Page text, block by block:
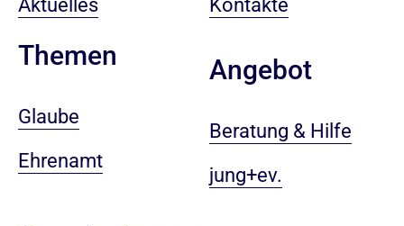
Aktuelles
Themen
Glaube
Ehrenamt
Kontakte
Angebot
Beratung & Hilfe
jung+ev.